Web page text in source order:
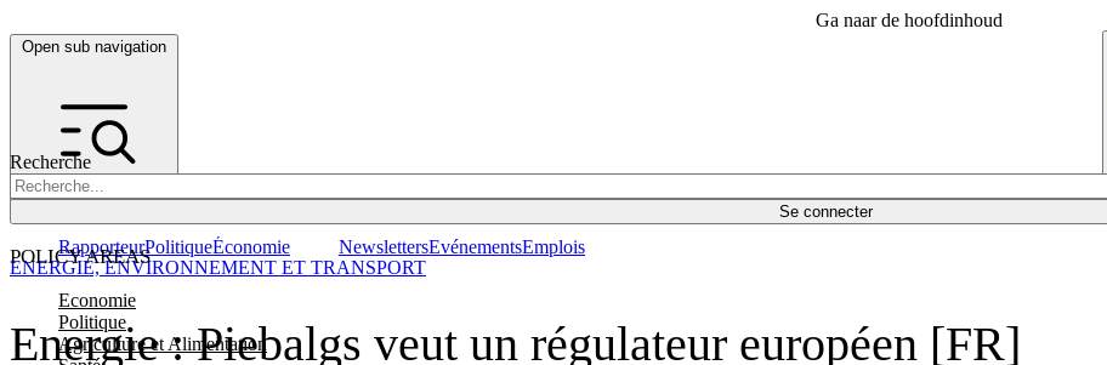
Ga naar de hoofdinhoud
Open sub navigation
Recherche
Se connecter
POLICY AREAS
Economie
Politique
Agriculture et Alimentation
RapporteurPolitiqueÉconomie NewslettersEvénementsEmplois
Energie : Piebalgs veut un régulateur européen [FR]
ENERGIE, ENVIRONNEMENT ET TRANSPORT